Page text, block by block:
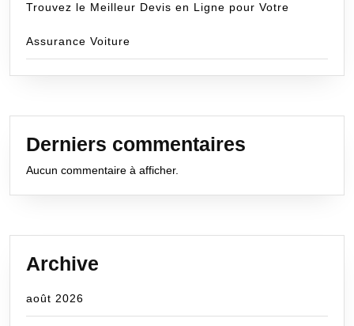
Trouvez le Meilleur Devis en Ligne pour Votre
Assurance Voiture
Derniers commentaires
Aucun commentaire à afficher.
Archive
août 2026